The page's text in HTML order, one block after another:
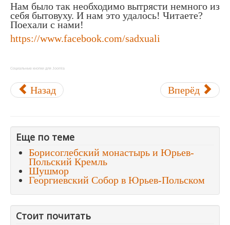
Нам было так необходимо вытрясти немного из
себя бытовуху. И нам это удалось! Читаете?
Поехали с нами!
https://www.facebook.com/sadxuali
Социальные кнопки для Joomla
Назад Вперёд
Еще по теме
Борисоглебский монастырь и Юрьев-
Польский Кремль
Шушмор
Георгиевский Собор в Юрьев-Польском
Стоит почитать